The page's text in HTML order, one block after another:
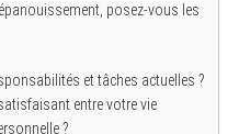
posez-vous les
et tâches actuelles ?
entre votre vie
?